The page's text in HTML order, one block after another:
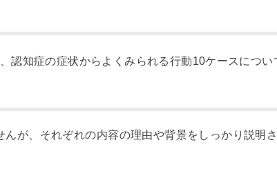
認知症の症状からよくみられる行動10ケースにつ
が、それぞれの内容の理由や背景をしっかり説明